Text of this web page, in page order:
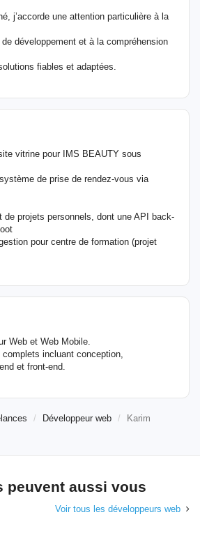
j’accorde une attention particulière à la
développement et à la compréhension
fiables et adaptées.
vitrine pour IMS BEAUTY sous
de prise de rendez-vous via
de projets personnels, dont une API back-
pour centre de formation (projet
Web et Web Mobile.
complets incluant conception,
et front-end.
Développeur web Karim
peuvent aussi vous
Voir tous les développeurs web